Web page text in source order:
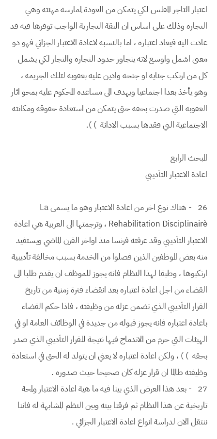
اعتبار التاجر المفلس لكي يتمكن من العودة لممارسة مهنته وهي
التجارة وذلك على اساس ان الثقة التجارية الواجب توفرها فيه قد
عادت اليه فيعاد اعتباره ، اما بالنسبة لاعادة الاعتبار الجزائي فهو ذو
معنى اشمل واوسع لانه يتجاوز حدود التجارة والتجار لكي يشمل
كل من ارتكب جناية او جنحة وادين عليه بعقوبة لتلك الجريمة ،
وهو يأخذ بعدا اجتماعيا ويهدف الى مساعدة المحكوم عليه بمحو اثار
العقوبة التي صدرت بحقه حتى يتمكن من استعادة حقوقه ومكانته
الاجتماعية التي فقدها بسبب الادانة ) ).
المبحث الرابع
اعادة الاعتبار التأديبي
26
- هناك نوع اخر من اعادة الاعتبار وهو ما يسمى La
Rehabilitation Disciplinairè ، وترجمتها الى العربية هي اعادة
الاعتبار التأديبي وقد عرفته فرنسا منذ اواخر القرن الماضي ويستفيد
منه بعض الموظفين الذين فصلوا من الخدمة بسبب مخالفة تأديبية
ارتكبوها ، وطبقا لهذا النظام فانه يجوز للموظف ان يقدم طلبا الى
القضاء من اجل اعادة اعتباره بعد انقضاء فترة زمنية من تاريخ
القرار التأديبي الذي تضمن عزله من وظيفته ، فاذا حكم القضاء
باعادة اعتباره فانه يجوز قبوله من جديدة في الوظائف العامة او في
الهيئات التي حرم من الاندماج فيها نتيجة للقرار التأديبي الذي صدر
بحقه ) ) ، ولكن اعادة اعتباره لا يعني ان يتولد له الحق في استعادة
وظيفته طالما ان قرار عزله كان صحيحا حيث صدوره .
27 - بعد هذا العرض الذي بينا فيه ما هية اعادة الاعتبار ولمحة
تاريخية عن هذا النظام ثم فرقنا بينه وبين النظم المشابهة له فاننا
ننتقل الان لدراسة انواع اعادة الاعتبار الجزائي .